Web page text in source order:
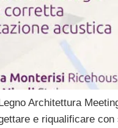
Architettura
e riqualificare